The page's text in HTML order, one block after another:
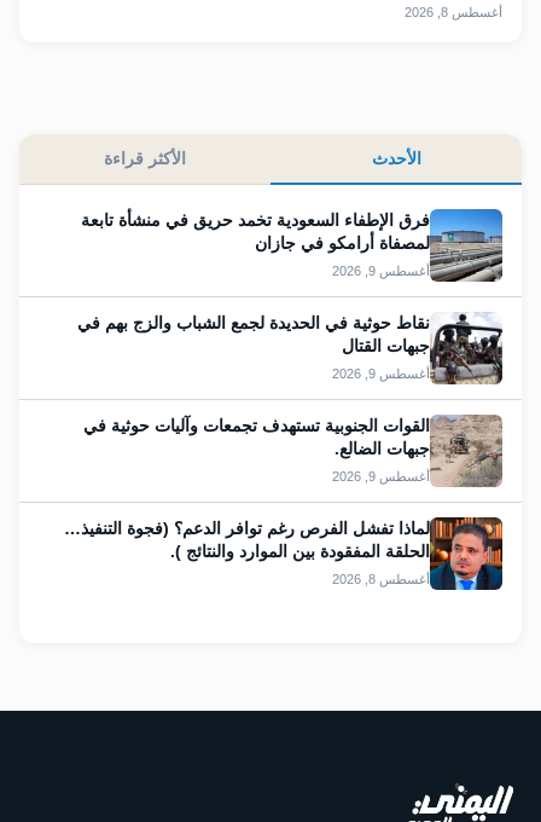
أغسطس 8, 2026
الأحدث الأكثر قراءة
فرق الإطفاء السعودية تخمد حريق في منشأة تابعة
لمصفاة أرامكو في جازان
أغسطس 9, 2026
نقاط حوثية في الحديدة لجمع الشباب والزج بهم في
جبهات القتال
أغسطس 9, 2026
القوات الجنوبية تستهدف تجمعات وآليات حوثية في
جبهات الضالع.
أغسطس 9, 2026
لماذا تفشل الفرص رغم توافر الدعم؟ (فجوة التنفيذ…
الحلقة المفقودة بين الموارد والنتائج ).
أغسطس 8, 2026